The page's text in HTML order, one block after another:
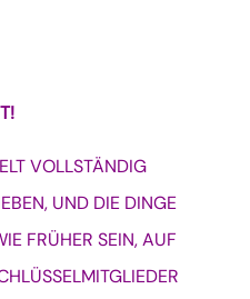
VOLLSTÄNDIG
UND DIE DINGE
FRÜHER SEIN, AUF